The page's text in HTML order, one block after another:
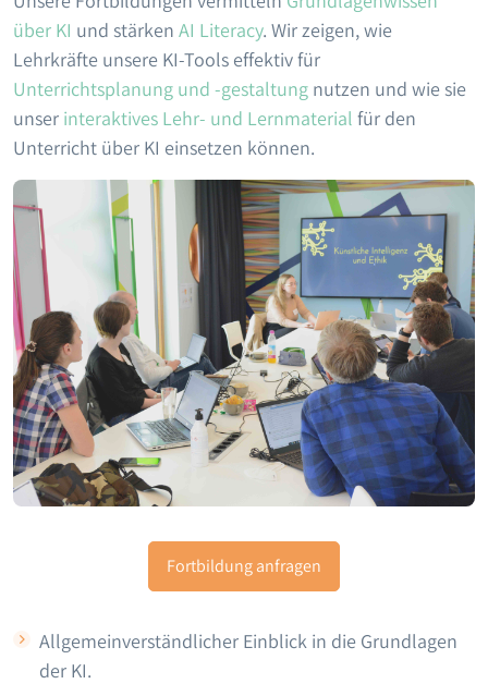
über KI und stärken AI Literacy. Wir zeigen, wie
Lehrkräfte unsere KI-Tools effektiv für
Unterrichtsplanung und -gestaltung nutzen und wie sie
unser interaktives Lehr- und Lernmaterial für den
Unterricht über KI einsetzen können.
Fortbildung anfragen
Allgemeinverständlicher Einblick in die Grundlagen
der KI.